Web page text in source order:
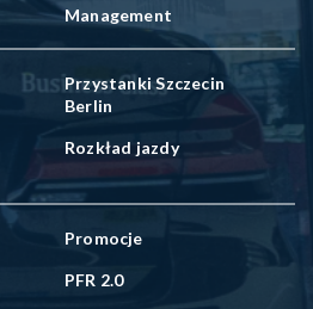
Management
Przystanki Szczecin
Berlin
Rozkład jazdy
Promocje
PFR 2.0